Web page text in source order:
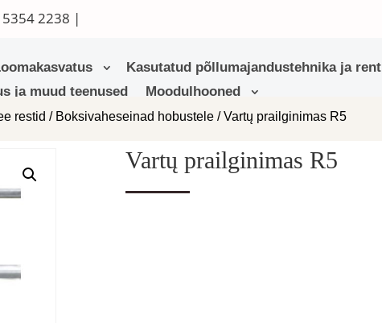
2238 |
Kasutatud põllumajandustehnika ja rent
ja muud teenused
Moodulhooned
restid / Boksivaheseinad hobustele / Vartų prailginimas R5
Vartų prailginimas R5